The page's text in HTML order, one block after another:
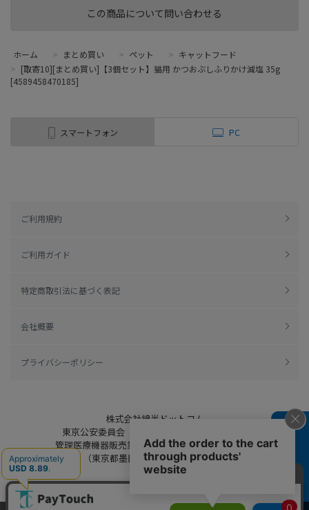
よくある質問
この商品について問い合わせる
ホーム > まとめ買い > ペット > キャットフード
> [取寄10][まとめ買い]【3個セット】猫用 かつおぶしふりかけ減塩 35g
[4589458470185]
スマートフォン PC
ご利用規約
ご利用ガイド
特定商取引法に基づく表記
会社概要
プライバシーポリシー
株式会社綿半ドットコム
東京公安委員会（許可済み） 306609804230号
管理医療機器販売業 届出日：平成27年11月19日
（東京都墨田区保健所生活衛生課）